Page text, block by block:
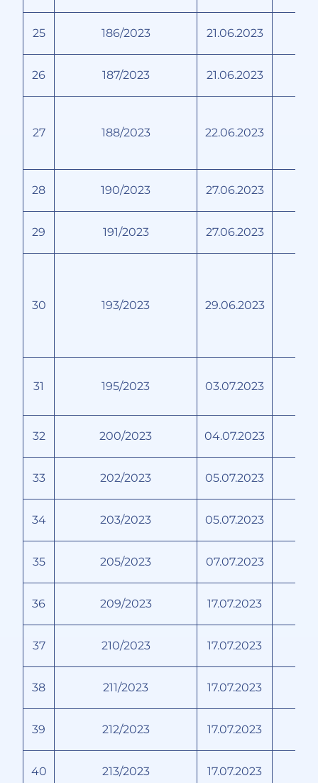
25 186/2023 21.06.2023
26 187/2023 21.06.2023
27 188/2023 22.06.2023
28 190/2023 27.06.2023
29 191/2023 27.06.2023
30 193/2023 29.06.2023
31 195/2023 03.07.2023
32 200/2023 04.07.2023
33 202/2023 05.07.2023
34 203/2023 05.07.2023
35 205/2023 07.07.2023
36 209/2023 17.07.2023
37 210/2023 17.07.2023
38 211/2023 17.07.2023
39 212/2023 17.07.2023
40 213/2023 17.07.2023